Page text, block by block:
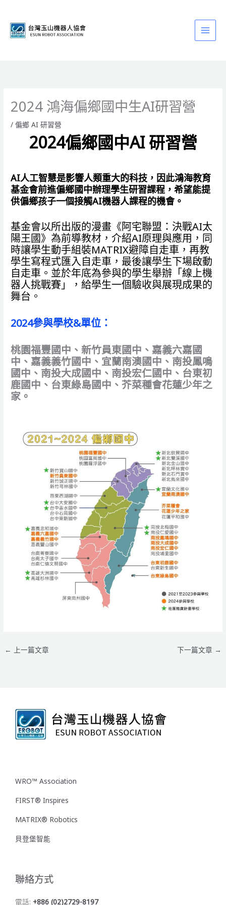
2024 鴻海偏鄉國中生AI研習營
/偏鄉 AI 研習營
2024偏鄉國中AI 研習營
AI人工智慧是影響人類重大的科技，因此鴻海教育
基金會前進偏鄉國中辦理學生研習課程，希望能提
供偏鄉孩子一個接觸AI機器人課程的機會。
基金會以所出版的漫畫《阿宅聯盟：決戰AI太
陽王國》為前導教材，介紹AI原理與應用，同
時讓學生動手組裝MATRIX避障自走車，再教
學生寫程式匯入自走車，最後讓學生下場啟動
自走車。並於年底為參與的學生舉辦「線上機
器人挑戰賽」，給學生一個驗收與展現成果的
舞台。
2024參與學校&單位：
桃園福豐國中、新竹員東國中、嘉義六嘉國
中、嘉義義竹國中、宜蘭南澳國中、南投鳳鳴
國中、南投大成國中、南投宏仁國中、台東初
鹿國中、台東綠島國中、芥菜種會花蓮少年之
家。
← 上一篇文章 下一篇文章 →
WRO™ Association
FIRST® Inspires
MATRIX® Robotics
貝登堡智能
聯絡方式
電話: +886 (02)2729-8197